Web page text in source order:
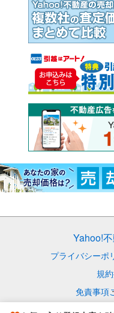
Yahoo!
プライバシーポ
規約
免責事項
©